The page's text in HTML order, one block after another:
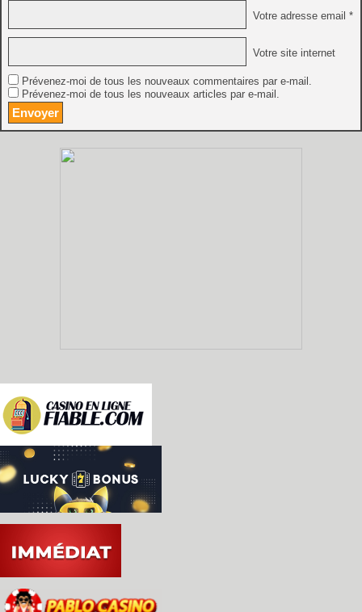
Votre adresse email *
Votre site internet
Prévenez-moi de tous les nouveaux commentaires par e-mail.
Prévenez-moi de tous les nouveaux articles par e-mail.